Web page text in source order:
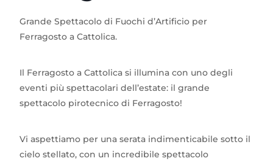
Grande Spettacolo di Fuochi d’Artificio per
Ferragosto a Cattolica.
Il Ferragosto a Cattolica si illumina con uno degli
eventi più spettacolari dell’estate: il grande
spettacolo pirotecnico di Ferragosto!
Vi aspettiamo per una serata indimenticabile sotto il
cielo stellato, con un incredibile spettacolo